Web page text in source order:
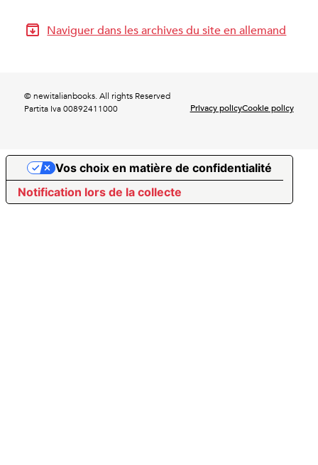
Naviguer dans les archives du site en allemand
© newitalianbooks. All rights Reserved
Partita Iva 00892411000
Privacy policyCookie policy
Notification lors de la collecte
Vos choix en matière de confidentialité